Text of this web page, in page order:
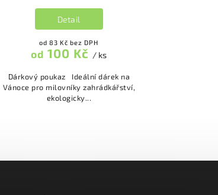
od 83 Kč bez DPH
od 100 Kč / ks
Detail
Dárkový poukaz Ideální dárek na
Vánoce pro milovníky zahrádkářství,
ekologicky...